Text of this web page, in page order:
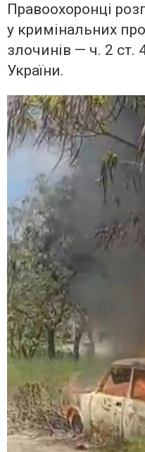
Правоохоронці
у кримінальних
злочинів — ч. 2 ст.
України.